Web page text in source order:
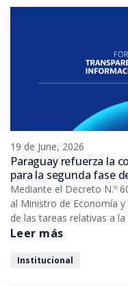
19 de June, 2026
Paraguay refuerza la
para la segunda fase
Mediante el Decreto N.º
al Ministro de Economía
de las tareas relativas a
Pares del Foro Global
Paraguay y actualizó la
Leer más
Institucional